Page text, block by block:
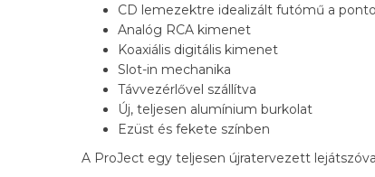
CD lemezektre idealizált futómű a
Analóg RCA kimenet
Koaxiális digitális kimenet
Slot-in mechanika
Távvezérlővel szállítva
Új, teljesen alumínium burkolat
Ezüst és fekete színben
A ProJect egy teljesen újratervezett